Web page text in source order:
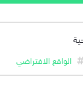
الواقع الافتراضي